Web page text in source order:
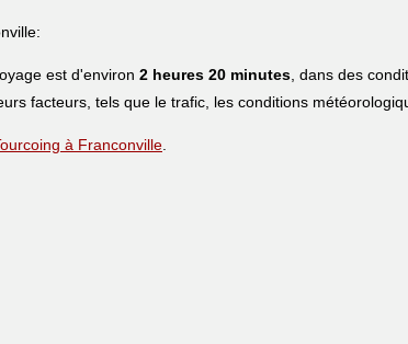
est d'environ 2 heures 20 minutes , dans des
facteurs, tels que le trafic, les conditions
à Franconville